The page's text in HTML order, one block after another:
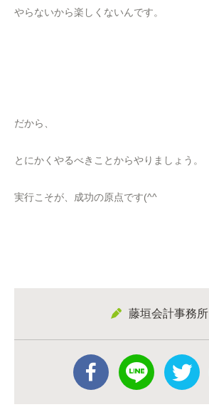
やらないから楽しくないんです。
だから、
とにかくやるべきことからやりましょう。
実行こそが、成功の原点です(^^
藤垣会計事務所